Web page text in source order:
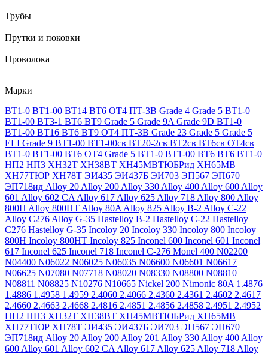
Трубы
Прутки и поковки
Проволока
Марки
ВТ1-0 ВТ1-00 ВТ14 ВТ6 ОТ4 ПТ-3В Grade 4 Grade 5 ВТ1-0
ВТ1-00 ВТ3-1 ВТ6 ВТ9 Grade 5 Grade 9A Grade 9D ВТ1-0
ВТ1-00 ВТ16 ВТ6 ВТ9 ОТ4 ПТ-3В Grade 23 Grade 5 Grade 5
ELI Grade 9 ВТ1-00 ВТ1-00св ВТ20-2св ВТ2св ВТ6св ОТ4св
ВТ1-0 ВТ1-00 ВТ6 ОТ4 Grade 5 ВТ1-0 ВТ1-00 ВТ6 ВТ6 ВТ1-0
НП2 НП3 ХН32Т ХН38ВТ ХН45МВТЮБРид ХН65МВ
ХН77ТЮР ХН78Т ЭИ435 ЭИ437Б ЭИ703 ЭП567 ЭП670
ЭП718ид Alloy 20 Alloy 200 Alloy 330 Alloy 400 Alloy 600 Alloy
601 Alloy 602 CA Alloy 617 Alloy 625 Alloy 718 Alloy 800 Alloy
800H Alloy 800HT Alloy 80A Alloy 825 Alloy B-2 Alloy C-22
Alloy C276 Alloy G-35 Hastelloy B-2 Hastelloy C-22 Hastelloy
C276 Hastelloy G-35 Incoloy 20 Incoloy 330 Incoloy 800 Incoloy
800H Incoloy 800HT Incoloy 825 Inconel 600 Inconel 601 Inconel
617 Inconel 625 Inconel 718 Inconel C-276 Monel 400 N02200
N04400 N06022 N06025 N06035 N06600 N06601 N06617
N06625 N07080 N07718 N08020 N08330 N08800 N08810
N08811 N08825 N10276 N10665 Nickel 200 Nimonic 80A 1.4876
1.4886 1.4958 1.4959 2.4060 2.4066 2.4360 2.4361 2.4602 2.4617
2.4660 2.4663 2.4668 2.4816 2.4851 2.4856 2.4858 2.4951 2.4952
НП2 НП3 ХН32Т ХН38ВТ ХН45МВТЮБРид ХН65МВ
ХН77ТЮР ХН78Т ЭИ435 ЭИ437Б ЭИ703 ЭП567 ЭП670
ЭП718ид Alloy 20 Alloy 200 Alloy 201 Alloy 330 Alloy 400 Alloy
600 Alloy 601 Alloy 602 CA Alloy 617 Alloy 625 Alloy 718 Alloy